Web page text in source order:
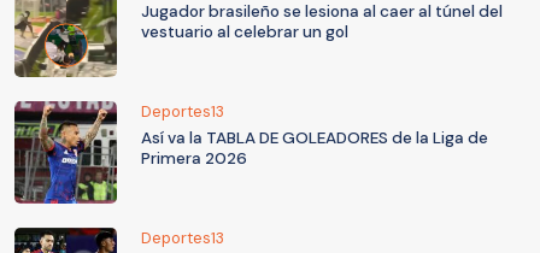
Jugador brasileño se lesiona al caer al túnel del
vestuario al celebrar un gol
Deportes13
Así va la TABLA DE GOLEADORES de la Liga de
Primera 2026
Deportes13